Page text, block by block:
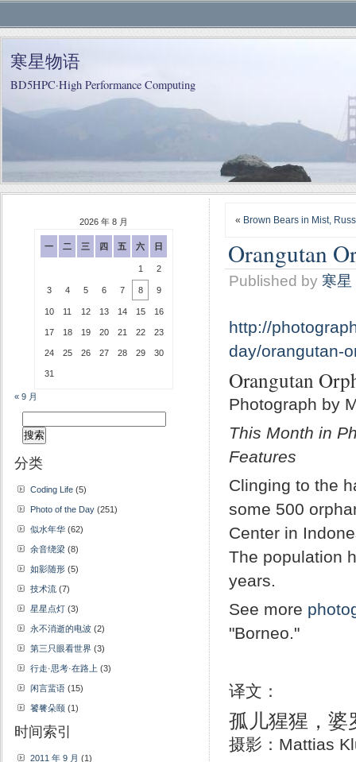
寒星物语
BD5HPC·High Performance Computing
« Brown Bears in Mist,
Orangutan
Published by 寒星
http://
day/orangutan-
Orangutan
Photograph by
This Month in
Features
Clinging to the
some 500
Center in
The population
years.
See more
"Borneo."
译文：
孤儿猩猩，婆
摄影：Mattias
2026 年 8 月
一 二 三 四 五 六 日
1 2
3 4 5 6 7 8 9
10 11 12 13 14 15 16
17 18 19 20 21 22 23
24 25 26 27 28 29 30
31
« 9 月
索：
分类
Coding Life (5)
Photo of the Day (251)
似水年华 (62)
余音绕梁 (8)
如影随形 (5)
技术流 (7)
星星点灯 (3)
永不消逝的电波 (2)
第三只眼看世界 (3)
行走·思考·在路上 (3)
闲言蜚语 (15)
饕餮朵颐 (1)
时间索引
2011 年 9 月 (1)